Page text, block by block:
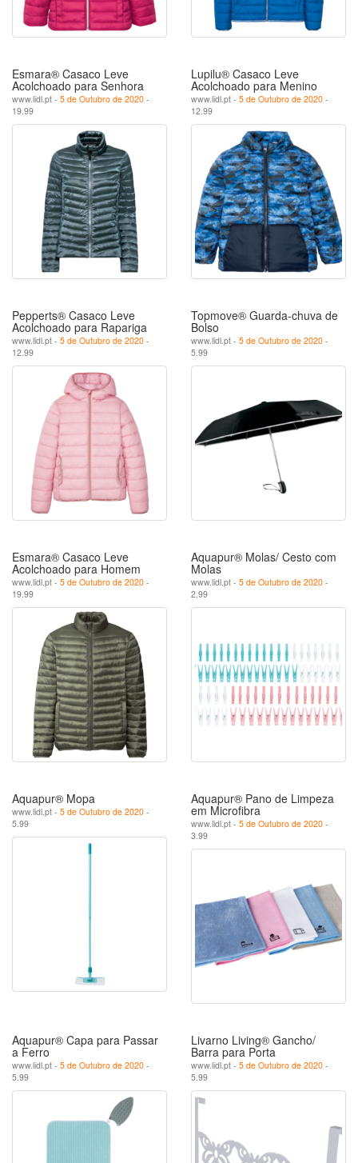
Esmara® Casaco Leve
Acolchoado para Senhora
www.lidl.pt - 5 de Outubro de 2020 -
19.99
Lupilu® Casaco Leve
Acolchoado para Menino
www.lidl.pt - 5 de Outubro de 2020 -
12.99
Pepperts® Casaco Leve
Acolchoado para Rapariga
www.lidl.pt - 5 de Outubro de 2020 -
12.99
Topmove® Guarda-chuva de
Bolso
www.lidl.pt - 5 de Outubro de 2020 -
5.99
Esmara® Casaco Leve
Acolchoado para Homem
www.lidl.pt - 5 de Outubro de 2020 -
19.99
Aquapur® Molas/ Cesto com
Molas
www.lidl.pt - 5 de Outubro de 2020 -
2.99
Aquapur® Mopa
www.lidl.pt - 5 de Outubro de 2020 -
5.99
Aquapur® Pano de Limpeza
em Microfibra
www.lidl.pt - 5 de Outubro de 2020 -
3.99
Aquapur® Capa para Passar
a Ferro
www.lidl.pt - 5 de Outubro de 2020 -
5.99
Livarno Living® Gancho/
Barra para Porta
www.lidl.pt - 5 de Outubro de 2020 -
5.99